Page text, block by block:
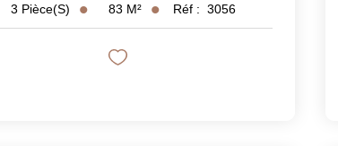
3 Pièce(s) 83 M² Réf : 3056